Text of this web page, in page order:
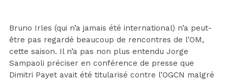
Bruno Irles (qui n’a jamais été international) n’a peut-
être pas regardé beaucoup de rencontres de l’OM,
cette saison. Il n’a pas non plus entendu Jorge
Sampaoli préciser en conférence de presse que
Dimitri Payet avait été titularisé contre l’OGCN malgré